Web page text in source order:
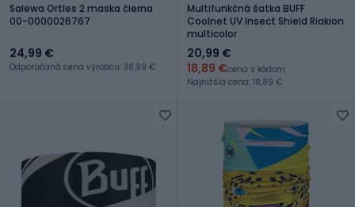
Salewa Ortles 2 maska čierna
00-0000026767
24,99 €
Odporúčaná cena výrobcu: 38,99 €
Multifunkčná šatka BUFF
Coolnet UV Insect Shield Riakion
multicolor
20,99 €
18,89 €cena s kódom
Najnižšia cena: 18,89 €